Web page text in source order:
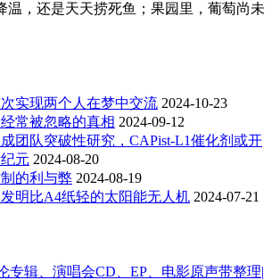
温，还是天天捞死鱼；果园里，葡萄尚未
实现两个人在梦中交流 2024-10-23
常被忽略的真相 2024-09-12
团队突破性研究，CAPist-L1催化剂或开
元 2024-08-20
的利与弊 2024-08-19
明比A4纸轻的太阳能无人机 2024-07-21